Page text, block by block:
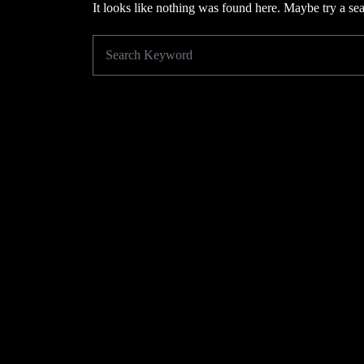
It looks like nothing was found here. Maybe try a